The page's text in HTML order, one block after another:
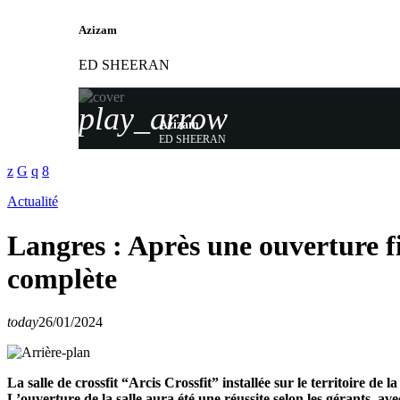
Azizam
ED SHEERAN
play_arrow
Azizam
ED SHEERAN
Actualité
Langres : Après une ouverture
complète
today26/01/2024
La salle de crossfit “Arcis Crossfit” installée sur le territoire de